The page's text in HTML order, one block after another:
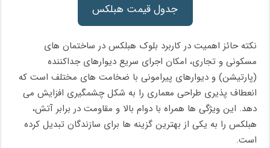
جدول قیمت هبلکس
نکته حائز اهمیت در کاربرد بلوک هبلکس در ساختمان های
مسکونی و تجاری، امکان اجرای سریع دیوارهای جداکننده
(پارتیشن) و دیوارهای پیرامونی با ضخامت های مختلف است که
انعطاف پذیری طراحی معماری را به شکل چشمگیری افزایش می
دهد. این ویژگی ها همراه با دوام بالا و مقاومت در برابر آتش،
هبلکس را به یکی از بهترین گزینه ها برای سازندگان تبدیل کرده
است.